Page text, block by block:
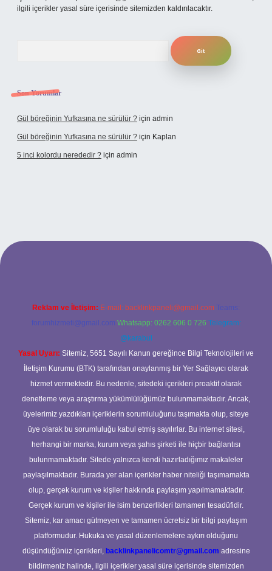
ilgili içerikler yasal süre içerisinde sitemizden kaldırılacaktır.
Son Yorumlar
Gül böreğinin Yufkasına ne sürülür ? için admin
Gül böreğinin Yufkasına ne sürülür ? için Kaplan
5 inci kolordu nerededir ? için admin
Reklam ve İletişim: E-mail: backlinkpaneli@gmail.com Teams:
forumhizmeti@gmail.com Whatsapp: 0262 606 0 726 Telegram:
@karabul
Yasal Uyarı: Sitemiz, 5651 Sayılı Kanun gereğince Bilgi Teknolojileri ve
İletişim Kurumu (BTK) tarafından onaylanmış bir Yer Sağlayıcı olarak
hizmet vermektedir. Bu nedenle, sitedeki içerikleri proaktif olarak
denetleme veya araştırma yükümlülüğümüz bulunmamaktadır. Ancak,
üyelerimiz yazdıkları içeriklerin sorumluluğunu taşımakta olup, siteye
üye olarak bu sorumluluğu kabul etmiş sayılırlar. Bu internet sitesi,
herhangi bir marka, kurum veya şahıs şirketi ile hiçbir bağlantısı
bulunmamaktadır. Sitede yalnızca kendi hazırladığımız makaleler
paylaşılmaktadır. Burada yer alan içerikler haber niteliği taşımamakta
olup, gerçek kurum ve kişiler hakkında paylaşım yapılmamaktadır.
Gerçek kurum ve kişiler ile isim benzerlikleri tamamen tesadüfidir.
Sitemiz, kar amacı gütmeyen ve tamamen ücretsiz bir bilgi paylaşım
platformudur. Hukuka ve yasal düzenlemelere aykırı olduğunu
düşündüğünüz içerikleri, backlinkpanelicomtr@gmail.com adresine
bildirmeniz halinde, ilgili içerikler yasal süre içerisinde sitemizden